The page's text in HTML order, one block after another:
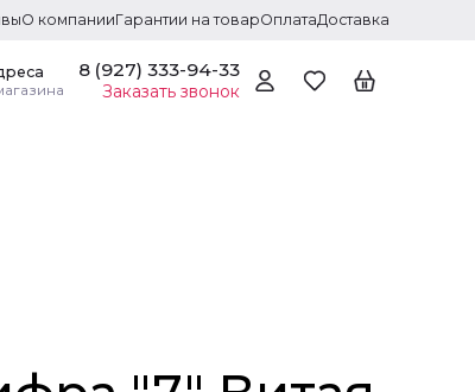
О компанииГарантии на товарОплатаДоставка
8 (927) 333-94-33
Заказать звонок